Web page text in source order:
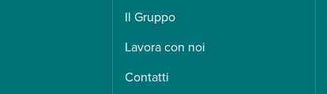
Il Gruppo
Lavora con noi
Contatti